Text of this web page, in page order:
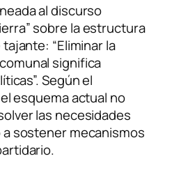
al discurso
sobre la estructura
“Eliminar la
significa
Según el
esquema actual no
las necesidades
sostener mecanismos